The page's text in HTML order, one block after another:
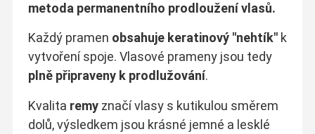
metoda permanentního prodloužení vlasů.
Každý pramen obsahuje keratinový "nehtík"k
vytvoření spoje. Vlasové prameny jsou tedy
plně připraveny k prodlužování.
Kvalita remyznačí vlasy s kutikulou směrem
dolů, výsledkem jsou krásné jemné a lesklé